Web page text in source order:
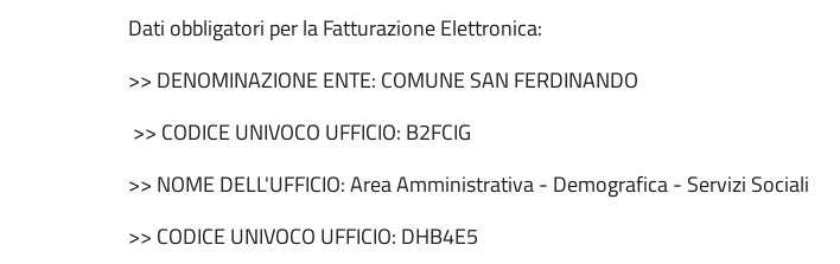
Dati obbligatori per la Fatturazione Elettronica:
>> DENOMINAZIONE ENTE: COMUNE SAN FERDINANDO
>> CODICE UNIVOCO UFFICIO: B2FCIG
>> NOME DELL'UFFICIO: Area Amministrativa - Demografica - Servizi Sociali
>> CODICE UNIVOCO UFFICIO: DHB4E5